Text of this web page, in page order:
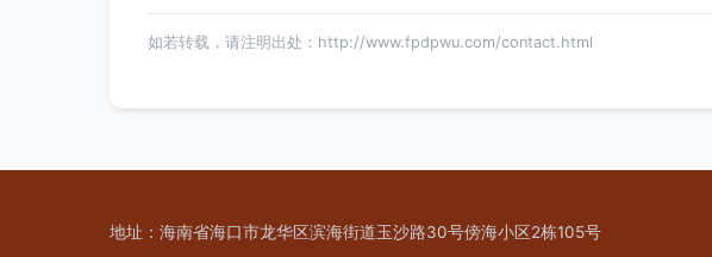
如若转载，请注明出处：http://www.fpdpwu.com/contact.html
地址：海南省海口市龙华区滨海街道玉沙路30号傍海小区2栋105号